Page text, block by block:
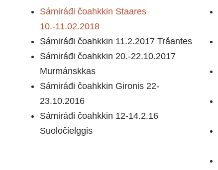
Sámiráđi čoahkkin Staares
10.-11.02.2018
Sámiráđi čoahkkin 11.2.2017 Tråantes
Sámiráđi čoahkkin 20.-22.10.2017
Murmánskkas
Sámiráđi čoahkkin Gironis 22-
23.10.2016
Sámiráđi čoahkkin 12-14.2.16
Suoločielggis